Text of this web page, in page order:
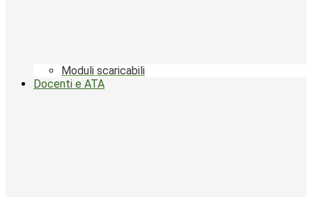
Moduli scaricabili
Docenti e ATA